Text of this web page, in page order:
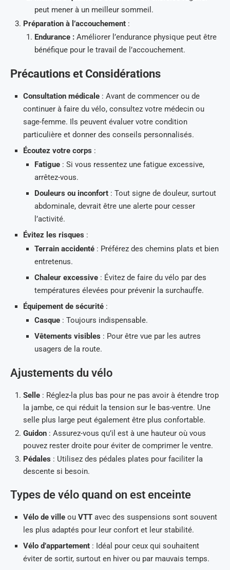
peut mener à un meilleur sommeil.
Préparation à l’accouchement :
Endurance : Améliorer l’endurance physique peut être
bénéfique pour le travail de l’accouchement.
Précautions et Considérations
Consultation médicale : Avant de commencer ou de
continuer à faire du vélo, consultez votre médecin ou
sage-femme. Ils peuvent évaluer votre condition
particulière et donner des conseils personnalisés.
Écoutez votre corps :
Fatigue : Si vous ressentez une fatigue excessive,
arrêtez-vous.
Douleurs ou inconfort : Tout signe de douleur, surtout
abdominale, devrait être une alerte pour cesser
l’activité.
Évitez les risques :
Terrain accidenté : Préférez des chemins plats et bien
entretenus.
Chaleur excessive : Évitez de faire du vélo par des
températures élevées pour prévenir la surchauffe.
Équipement de sécurité :
Casque : Toujours indispensable.
Vêtements visibles : Pour être vue par les autres
usagers de la route.
Ajustements du vélo
Selle : Réglez-la plus bas pour ne pas avoir à étendre trop
la jambe, ce qui réduit la tension sur le bas-ventre. Une
selle plus large peut également être plus confortable.
Guidon : Assurez-vous qu’il est à une hauteur où vous
pouvez rester droite pour éviter de comprimer le ventre.
Pédales : Utilisez des pédales plates pour faciliter la
descente si besoin.
Types de vélo quand on est enceinte
Vélo de ville ou VTT avec des suspensions sont souvent
les plus adaptés pour leur confort et leur stabilité.
Vélo d’appartement : Idéal pour ceux qui souhaitent
éviter de sortir, surtout en hiver ou par mauvais temps.